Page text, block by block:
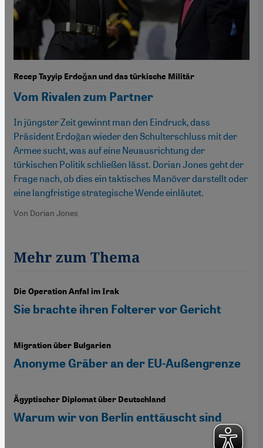
Recep Tayyip Erdoğan und das türkische Militär
Vom Rivalen zum Partner
In jüngster Zeit gewinnt man den Eindruck, dass
Präsident Erdoğan wieder den Schulterschluss mit der
Armee sucht, was auf eine Neuausrichtung der
türkischen Politik schließen lässt. Dorian Jones geht der
Frage nach, ob dies ein taktisches Manöver darstellt oder
eine langfristige strategische Wende einläutet.
Von Dorian Jones
Mehr zum Thema
Die Operation Anfal im Irak
Sie brachte ihren Folterer vor Gericht
Migration über Bulgarien
Anonyme Gräber an der EU-Außengrenze
Ägyptischer Diplomat über Deutschland
Warum wir von Berlin enttäuscht sind